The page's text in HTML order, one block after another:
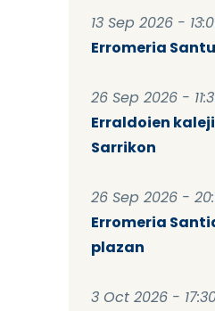
13 Sep 2026 -
Erromeria
26 Sep 2026 -
Erraldoien
Sarrikon
26 Sep 2026 -
Erromeria
plazan
3 Oct 2026 -